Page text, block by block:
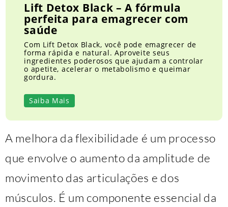
Lift Detox Black – A fórmula
perfeita para emagrecer com
saúde
Com Lift Detox Black, você pode emagrecer de
forma rápida e natural. Aproveite seus
ingredientes poderosos que ajudam a controlar
o apetite, acelerar o metabolismo e queimar
gordura.
Saiba Mais
A melhora da flexibilidade é um processo
que envolve o aumento da amplitude de
movimento das articulações e dos
músculos. É um componente essencial da